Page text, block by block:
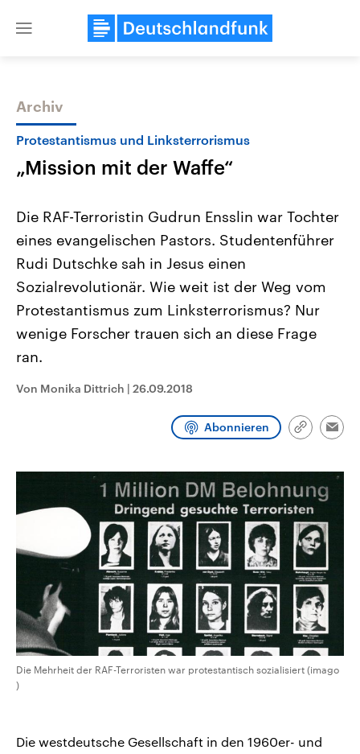
Close
Themen
USA
Aktuelle Beiträge, Analysen und
Hintergründe
Wirtschaftlich und militärisch
gehören die Vereinigten Staaten zu
den mächtigsten Ländern der Erde,
mit großem Einfluss auf das
Nahostkonflikt
Aktuelle Lage und
Der Überfall der
Terrororganisation Hamas
Oktober 2023 auf Israel
Region wieder die
Archiv
Protestantismus und Linksterrorismus
„Mission mit der Waffe“
Die RAF-Terroristin Gudrun Ensslin war Tochter
eines evangelischen Pastors. Studentenführer
Rudi Dutschke sah in Jesus einen
Sozialrevolutionär. Wie weit ist der Weg vom
Protestantismus zum Linksterrorismus? Nur
wenige Forscher trauen sich an diese Frage
ran.
Von Monika Dittrich | 26.09.2018
Abonnieren
Link
Die Mehrheit der RAF-Terroristen war protestantisch sozialisiert (imago
)
Die westdeutsche Gesellschaft in den 1960er- und